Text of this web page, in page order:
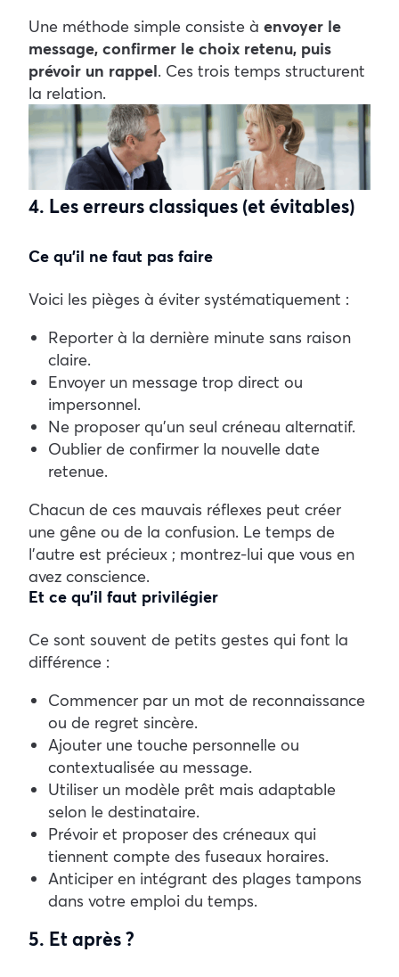
Une méthode simple consiste à envoyer le
message, confirmer le choix retenu, puis
prévoir un rappel. Ces trois temps structurent
la relation.
4. Les erreurs classiques (et évitables)
Ce qu’il ne faut pas faire
Voici les pièges à éviter systématiquement :
Reporter à la dernière minute sans raison
claire.
Envoyer un message trop direct ou
impersonnel.
Ne proposer qu’un seul créneau alternatif.
Oublier de confirmer la nouvelle date
retenue.
Chacun de ces mauvais réflexes peut créer
une gêne ou de la confusion. Le temps de
l’autre est précieux ; montrez-lui que vous en
avez conscience.
Et ce qu’il faut privilégier
Ce sont souvent de petits gestes qui font la
différence :
Commencer par un mot de reconnaissance
ou de regret sincère.
Ajouter une touche personnelle ou
contextualisée au message.
Utiliser un modèle prêt mais adaptable
selon le destinataire.
Prévoir et proposer des créneaux qui
tiennent compte des fuseaux horaires.
Anticiper en intégrant des plages tampons
dans votre emploi du temps.
5. Et après ?